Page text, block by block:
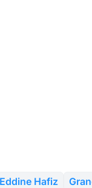
Hafiz